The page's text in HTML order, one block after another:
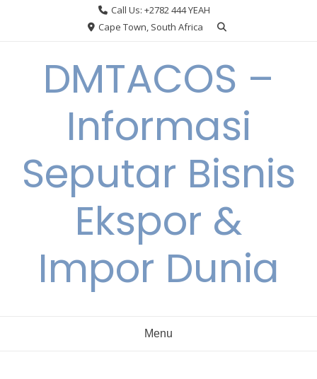
Call Us: +2782 444 YEAH
Cape Town, South Africa
DMTACOS –
Informasi
Seputar Bisnis
Ekspor &
Impor Dunia
Menu